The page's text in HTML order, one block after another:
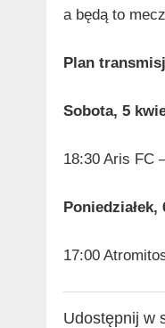
a będą to
Plan
Sobota, 5
18:30 Aris FC
Poniedziałek,
17:00
Udostępnij w